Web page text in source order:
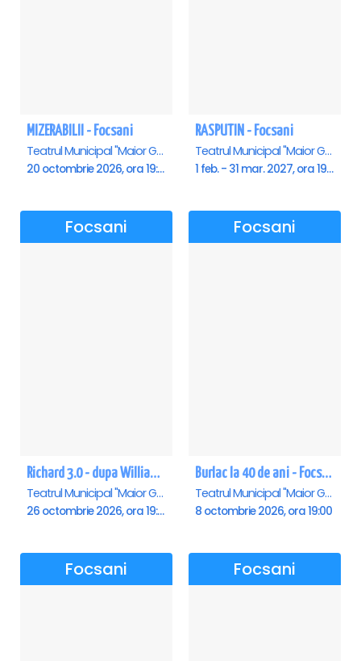
MIZERABILII - Focsani
Teatrul Municipal "Maior Gh. Pastia", Focsani
20 octombrie 2026, ora 19:00
RASPUTIN - Focsani
Teatrul Municipal "Maior Gh. Pastia", Focsani
1 feb. - 31 mar. 2027, ora 19:00
Focsani
Richard 3.0 - dupa William Shakespeare - Premiera - Focsani
Teatrul Municipal "Maior Gh. Pastia", Focsani
26 octombrie 2026, ora 19:00
Focsani
Burlac la 40 de ani - Focsani
Teatrul Municipal "Maior Gh. Pastia", Focsani
8 octombrie 2026, ora 19:00
Focsani Focsani